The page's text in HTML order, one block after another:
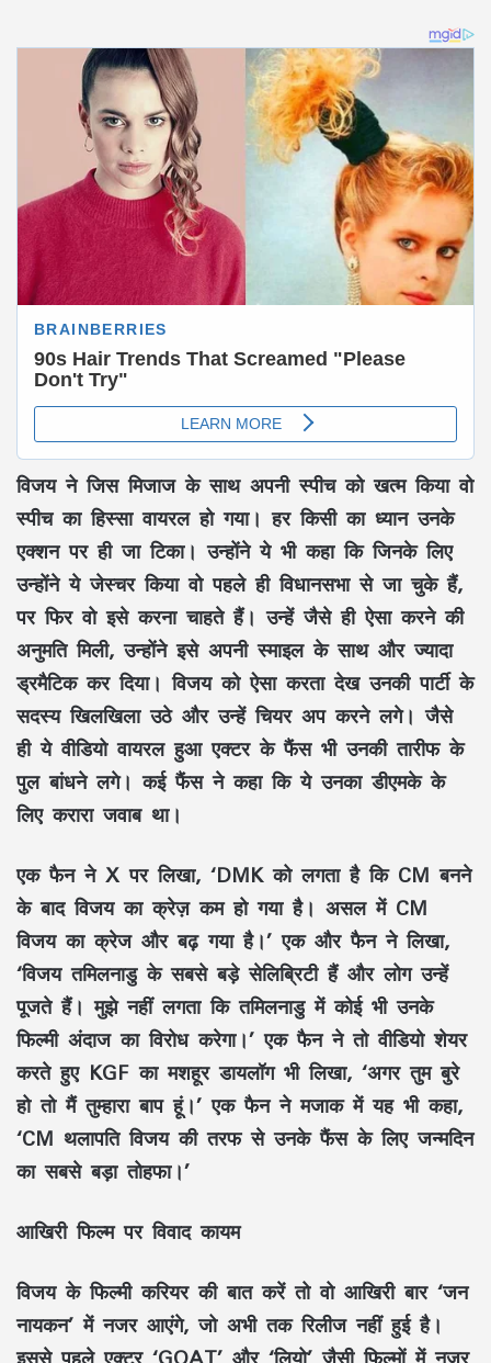
विजय ने जिस मिजाज के साथ अपनी स्पीच को खत्म किया वो
स्पीच का हिस्सा वायरल हो गया। हर किसी का ध्यान उनके
एक्शन पर ही जा टिका। उन्होंने ये भी कहा कि जिनके लिए
उन्होंने ये जेस्चर किया वो पहले ही विधानसभा से जा चुके हैं,
पर फिर वो इसे करना चाहते हैं। उन्हें जैसे ही ऐसा करने की
अनुमति मिली, उन्होंने इसे अपनी स्माइल के साथ और ज्यादा
ड्रमैटिक कर दिया। विजय को ऐसा करता देख उनकी पार्टी के
सदस्य खिलखिला उठे और उन्हें चियर अप करने लगे। जैसे
ही ये वीडियो वायरल हुआ एक्टर के फैंस भी उनकी तारीफ के
पुल बांधने लगे। कई फैंस ने कहा कि ये उनका डीएमके के
लिए करारा जवाब था।
एक फैन ने X पर लिखा, ‘DMK को लगता है कि CM बनने
के बाद विजय का क्रेज़ कम हो गया है। असल में CM
विजय का क्रेज और बढ़ गया है।’ एक और फैन ने लिखा,
‘विजय तमिलनाडु के सबसे बड़े सेलिब्रिटी हैं और लोग उन्हें
पूजते हैं। मुझे नहीं लगता कि तमिलनाडु में कोई भी उनके
फिल्मी अंदाज का विरोध करेगा।’ एक फैन ने तो वीडियो शेयर
करते हुए KGF का मशहूर डायलॉग भी लिखा, ‘अगर तुम बुरे
हो तो मैं तुम्हारा बाप हूं।’ एक फैन ने मजाक में यह भी कहा,
‘CM थलापति विजय की तरफ से उनके फैंस के लिए जन्मदिन
का सबसे बड़ा तोहफा।’
आखिरी फिल्म पर विवाद कायम
विजय के फिल्मी करियर की बात करें तो वो आखिरी बार ‘जन
नायकन’ में नजर आएंगे, जो अभी तक रिलीज नहीं हुई है।